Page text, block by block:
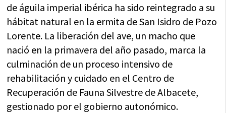
de águila imperial ibérica ha sido reintegrado a su
hábitat natural en la ermita de San Isidro de Pozo
Lorente. La liberación del ave, un macho que
nació en la primavera del año pasado, marca la
culminación de un proceso intensivo de
rehabilitación y cuidado en el Centro de
Recuperación de Fauna Silvestre de Albacete,
gestionado por el gobierno autonómico.